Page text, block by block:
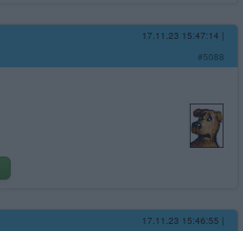
17.11.23 15:47:14 |
#5088
17.11.23 15:46:55 |